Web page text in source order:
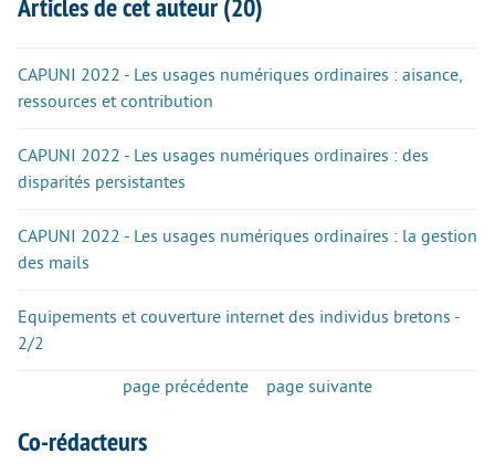
Articles de cet auteur (20)
CAPUNI 2022 - Les usages numériques ordinaires : aisance,
ressources et contribution
CAPUNI 2022 - Les usages numériques ordinaires : des
disparités persistantes
CAPUNI 2022 - Les usages numériques ordinaires : la gestion
des mails
Equipements et couverture internet des individus bretons -
2/2
page précédente page suivante
Co-rédacteurs